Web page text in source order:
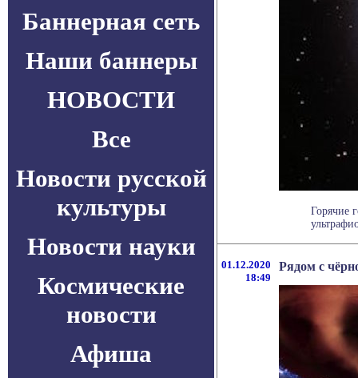
Баннерная сеть
Наши баннеры
НОВОСТИ
Все
Новости русской
культуры
Новости науки
Космические
новости
Афиша
Горячие
01.12.2020
18:49
Рядом с